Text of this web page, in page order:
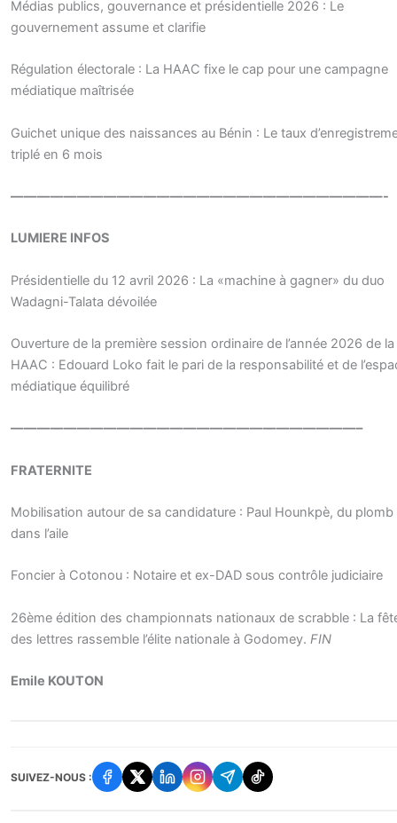
Médias publics, gouvernance et présidentielle 2026 : Le
gouvernement assume et clarifie
Régulation électorale : La HAAC fixe le cap pour une campagne
médiatique maîtrisée
Guichet unique des naissances au Bénin : Le taux
triplé en 6 mois
————————————————————————————-
LUMIERE INFOS
Présidentielle du 12 avril 2026 : La «machine à gagner» du duo
Wadagni-Talata dévoilée
Ouverture de la première session ordinaire de l’année 2026 de la
HAAC : Edouard Loko fait le pari de la responsabilité et de
médiatique équilibré
——————————————————————————–
FRATERNITE
Mobilisation autour de sa candidature : Paul Hounkpè, du plomb
dans l’aile
Foncier à Cotonou : Notaire et ex-DAD sous contrôle judiciaire
26ème édition des championnats nationaux de scrabble : La
des lettres rassemble l’élite nationale à Godomey. FIN
Emile KOUTON
SUIVEZ-NOUS :